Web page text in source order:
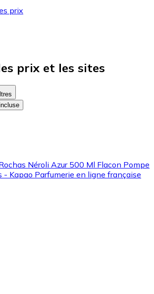
prix
prix et les sites
Néroli Azur 500 Ml Flacon Pompe
- Kapao Parfumerie en ligne française